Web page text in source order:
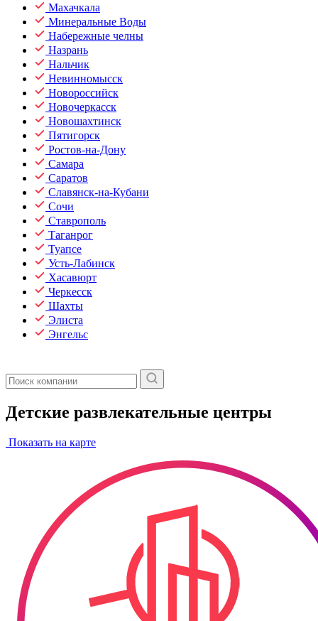
Махачкала
Минеральные Воды
Набережные челны
Назрань
Нальчик
Невинномысск
Новороссийск
Новочеркасск
Новошахтинск
Пятигорск
Ростов-на-Дону
Самара
Саратов
Славянск-на-Кубани
Сочи
Ставрополь
Таганрог
Туапсе
Усть-Лабинск
Хасавюрт
Черкесск
Шахты
Элиста
Энгельс
Детские развлекательные центры
Показать на карте